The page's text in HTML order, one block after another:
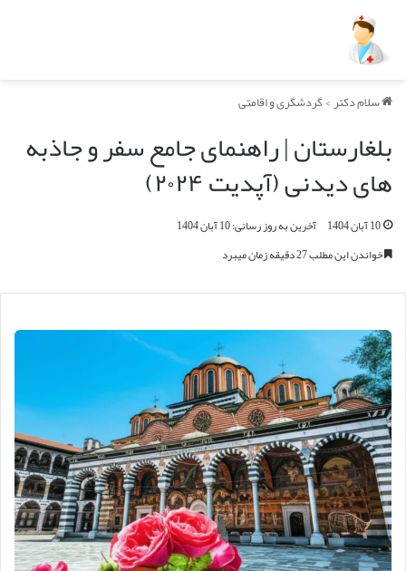
سلام دکتر>گردشگری و اقامتی
بلغارستان | راهنمای جامع سفر و جاذبه
های دیدنی (آپدیت ۲۰۲۴)
10 آبان 1404
آخرین به روز رسانی: 10 آبان 1404
خواندن این مطلب 27 دقیقه زمان میبرد